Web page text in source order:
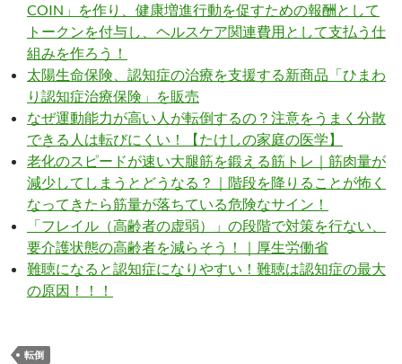
COIN」を作り、健康増進行動を促すための報酬として
トークンを付与し、ヘルスケア関連費用として支払う仕
組みを作ろう！
太陽生命保険、認知症の治療を支援する新商品「ひまわ
り認知症治療保険」を販売
なぜ運動能力が高い人が転倒するの？注意をうまく分散
できる人は転びにくい！【たけしの家庭の医学】
老化のスピードが速い大腿筋を鍛える筋トレ｜筋肉量が
減少してしまうとどうなる？｜階段を降りることが怖く
なってきたら筋量が落ちている危険なサイン！
「フレイル（高齢者の虚弱）」の段階で対策を行ない、
要介護状態の高齢者を減らそう！｜厚生労働省
難聴になると認知症になりやすい！難聴は認知症の最大
の原因！！！
転倒